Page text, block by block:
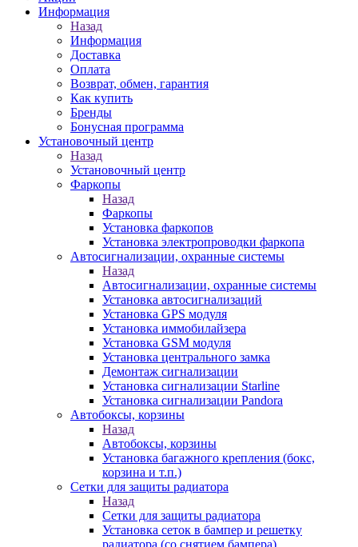
Информация
Назад
Информация
Доставка
Оплата
Возврат, обмен, гарантия
Как купить
Бренды
Бонусная программа
Установочный центр
Назад
Установочный центр
Фаркопы
Назад
Фаркопы
Установка фаркопов
Установка электропроводки фаркопа
Автосигнализации, охранные системы
Назад
Автосигнализации, охранные системы
Установка автосигнализаций
Установка GPS модуля
Установка иммобилайзера
Установка GSM модуля
Установка центрального замка
Демонтаж сигнализации
Установка сигнализации Starline
Установка сигнализации Pandora
Автобоксы, корзины
Назад
Автобоксы, корзины
Установка багажного крепления (бокс,
корзина и т.п.)
Сетки для защиты радиатора
Назад
Сетки для защиты радиатора
Установка сеток в бампер и решетку
радиатора (со снятием бампера)